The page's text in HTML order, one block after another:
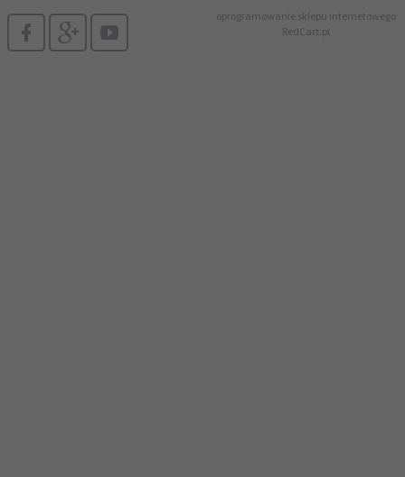
oprogramowanie sklepu internetowego
RedCart.pl